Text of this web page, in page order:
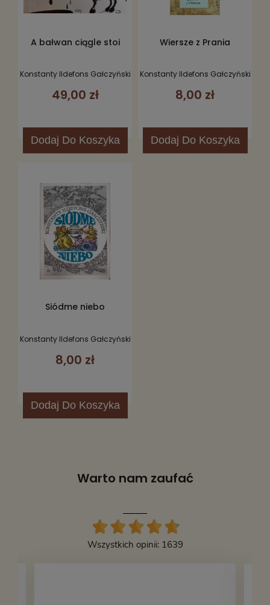
A bałwan ciągle stoi
Konstanty Ildefons Gałczyński
49,00 zł
Dodaj Do Koszyka
Wiersze z Prania
Konstanty Ildefons Gałczyński
8,00 zł
Dodaj Do Koszyka
Siódme niebo
Konstanty Ildefons Gałczyński
8,00 zł
Dodaj Do Koszyka
Warto nam zaufać
Wszystkich opinii: 1639